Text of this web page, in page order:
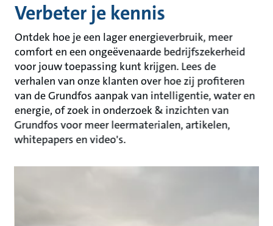
Verbeter je kennis
Ontdek hoe je een lager energieverbruik, meer
comfort en een ongeëvenaarde bedrijfszekerheid
voor jouw toepassing kunt krijgen. Lees de
verhalen van onze klanten over hoe zij profiteren
van de Grundfos aanpak van intelligentie, water en
energie, of zoek in onderzoek & inzichten van
Grundfos voor meer leermaterialen, artikelen,
whitepapers en video's.